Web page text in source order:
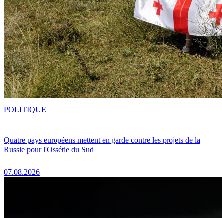
Quatre pays européens mettent en garde contre les projets de la
Russie pour l'Ossétie du Sud
07.08.2026
POLITIQUE